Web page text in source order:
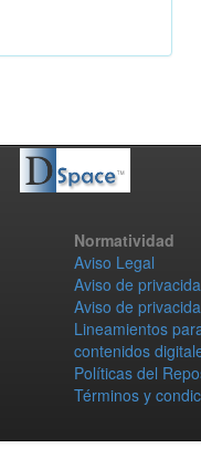
Normatividad
Aviso Legal
Aviso de
Aviso de
Lineamientos
contenidos
Políticas del
Términos y